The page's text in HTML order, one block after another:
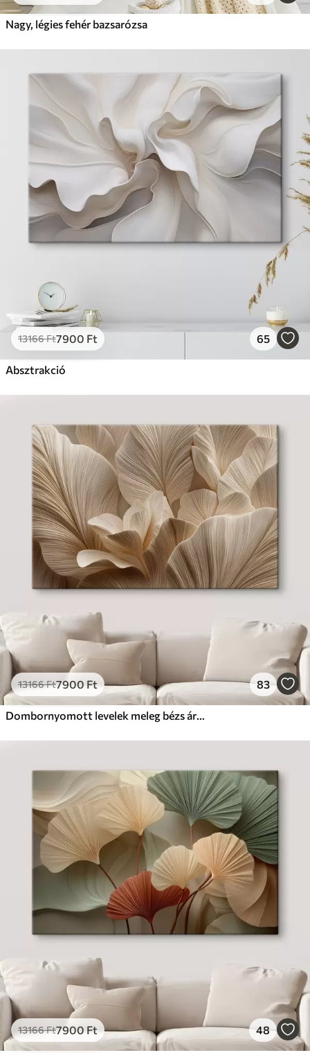
Nagy, légies fehér bazsarózsa
13166Ft7900 Ft 65
Absztrakció
13166Ft7900 Ft 83
Dombornyomott levelek meleg bézs árnyalatokban
13166Ft7900Ft 48